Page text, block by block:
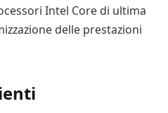
Intel Core di ultima
delle prestazioni